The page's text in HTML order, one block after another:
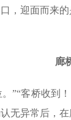
，迎面而来
廊
”“客桥收到
无异常后，